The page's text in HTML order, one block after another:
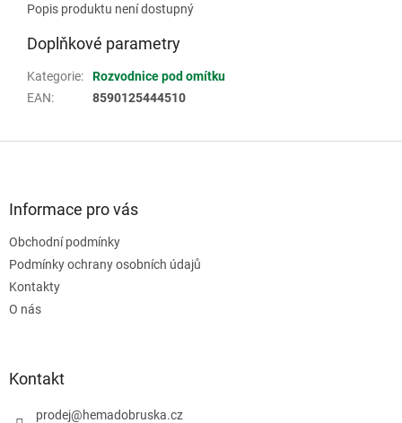
Popis produktu není dostupný
Doplňkové parametry
Kategorie:
Rozvodnice pod omítku
EAN: 8590125444510
Informace pro vás
Obchodní podmínky
Podmínky ochrany osobních údajů
Kontakty
O nás
Kontakt
prodej@hemadobruska.cz